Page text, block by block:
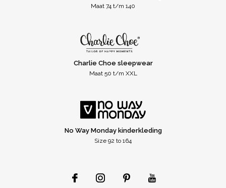
Maat 74 t/m 140
Charlie Choe sleepwear
Maat 50 t/m XXL
No Way Monday kinderkleding
Size 92 to 164